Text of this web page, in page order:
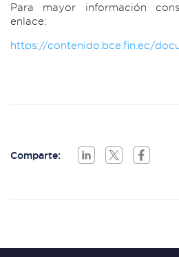
Para mayor información
enlace:
https://contenido.bce.fin.ec/
Comparte: